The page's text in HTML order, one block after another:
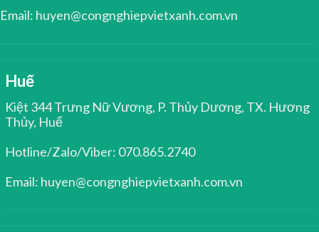
Email: huyen@congnghiepvietxanh.com.vn
Huế
Kiệt 344 Trưng Nữ Vương, P. Thủy Dương, TX. Hương
Thủy, Huế
Hotline/Zalo/Viber: 070.865.2740
Email: huyen@congnghiepvietxanh.com.vn